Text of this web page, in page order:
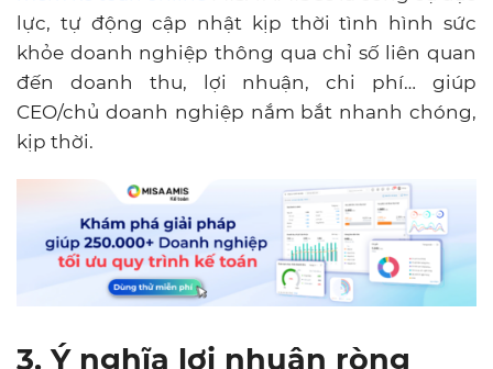
lực, tự động cập nhật kịp thời tình hình sức
khỏe doanh nghiệp thông qua chỉ số liên quan
đến doanh thu, lợi nhuận, chi phí… giúp
CEO/chủ doanh nghiệp nắm bắt nhanh chóng,
kịp thời.
3. Ý nghĩa lợi nhuận ròng